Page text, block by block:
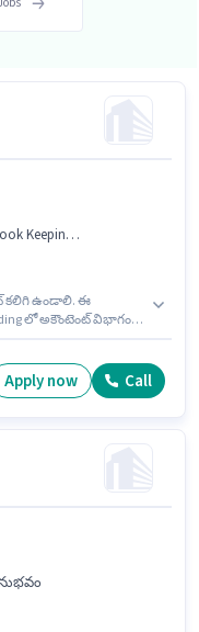
Returns, GST
కలిగి ఉండాలి. ఈ
లో అకౌంటెంట్ విభాగంలో
ఉంటుంది. ఈ ఖాళీ
Apply now Call